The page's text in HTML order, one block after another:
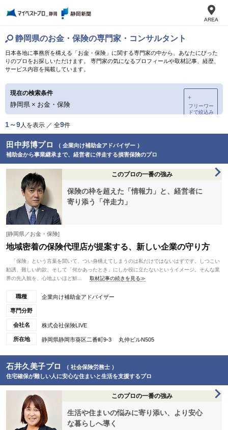
AREA
静岡県のお金・保険の専門家・コンサルタント
日本各地に事務所を構える「お金・保険」に関する専門家の中から、あなたにぴった
りのプロをお探しいただけます。 専門家の気になるプロフィールや取材記事、経歴、
サービス内容を掲載しています。
現在の検索条件
静岡県 × お金・保険
＋
フリーワー
ドで絞込み
1～9人を表示 ／ 全9件
田中邦博プロ
（ 企業向け補助金アドバイザー ）
補助金から事業継承まで、経営者に伴走する損害保険のプロ
このプロの一番の強み
保険の枠を超えた「情報力」と、経営者に
寄り添う「伴走力」
[静岡県／お金・保険]
地域密着の保険代理店が提案する、新しい企業の守り方
「保険」という言葉を聞いて、つい身構えてしまうのは私だけではないはずです。しつこい
勧誘、難しい約款、そして「何かあったとき」にしか役に立たないというイメージ。そんな業
界の先入観を、心地よいほど鮮...
取材記事の続きを見る≫
職種 企業向け補助金アドバイザー
専門分野
会社名 株式会社保険LIVE
所在地 静岡県静岡市葵区二番町9-3 丸仲ビルN505
石井久美子プロ
（ 社会保険労務士 ）
住宅確保が難しい人に安心な住まいと生活を支援するプロ
このプロの一番の強み
生活や住まいの悩みに寄り添い、より安心
な暮らしへ導く